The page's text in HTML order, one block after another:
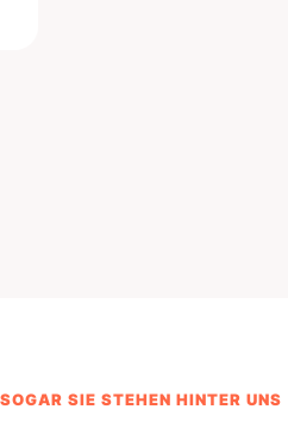
SOGAR SIE STEHEN HINTER UNS